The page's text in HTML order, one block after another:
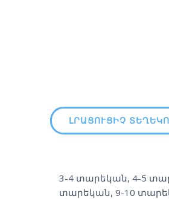
ԼՐԱՑՈՒՑԻՉ
3-4 տարեկան, 4-5
տարեկան, 9-10